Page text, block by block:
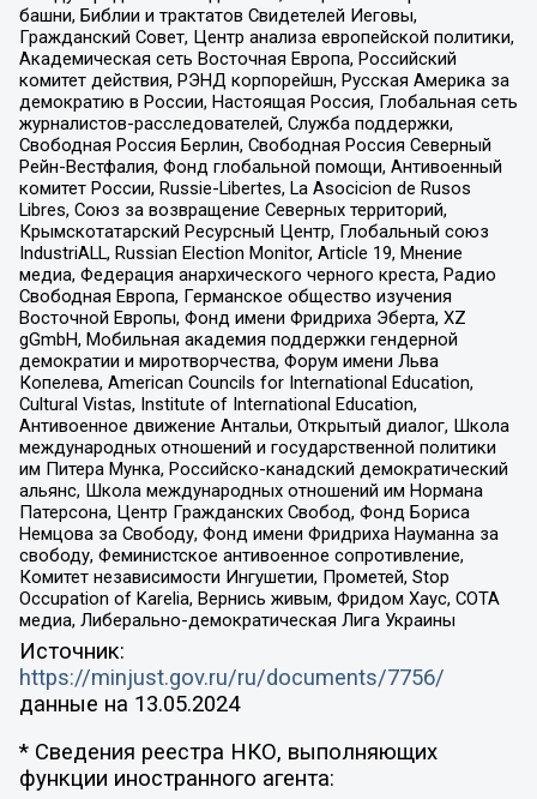
башни, Библии и трактатов Свидетелей Иеговы,
Гражданский Совет, Центр анализа европейской политики,
Академическая сеть Восточная Европа, Российский
комитет действия, РЭНД корпорейшн, Русская Америка за
демократию в России, Настоящая Россия, Глобальная сеть
журналистов-расследователей, Служба поддержки,
Свободная Россия Берлин, Свободная Россия Северный
Рейн-Вестфалия, Фонд глобальной помощи, Антивоенный
комитет России, Russie-Libertes, La Asocicion de Rusos
Libres, Союз за возвращение Северных территорий,
Крымскотатарский Ресурсный Центр, Глобальный союз
IndustriALL, Russian Election Monitor, Article 19, Мнение
медиа, Федерация анархического черного креста, Радио
Свободная Европа, Германское общество изучения
Восточной Европы, Фонд имени Фридриха Эберта, XZ
gGmbH, Мобильная академия поддержки гендерной
демократии и миротворчества, Форум имени Льва
Копелева, American Councils for International Education,
Cultural Vistas, Institute of International Education,
Антивоенное движение Антальи, Открытый диалог, Школа
международных отношений и государственной политики
им Питера Мунка, Российско-канадский демократический
альянс, Школа международных отношений им Нормана
Патерсона, Центр Гражданских Свобод, Фонд Бориса
Немцова за Свободу, Фонд имени Фридриха Науманна за
свободу, Феминистское антивоенное сопротивление,
Комитет независимости Ингушетии, Прометей, Stop
Occupation of Karelia, Вернись живым, Фридом Хаус, СОТА
медиа, Либерально-демократическая Лига Украины
Источник:
https://minjust.gov.ru/ru/documents/7756/
данные на 13.05.2024
* Сведения реестра НКО, выполняющих
функции иностранного агента: